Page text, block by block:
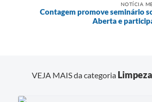
NOTÍCIA
Contagem promove seminário
Aberta e
VEJA MAIS da categoria